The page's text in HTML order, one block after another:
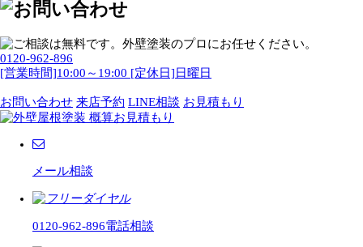
0120-962-896
[営業時間]10:00～19:00 [定休日]日曜日
お問い合わせ 来店予約 LINE相談 お見積もり
メール相談
0120-962-896電話相談